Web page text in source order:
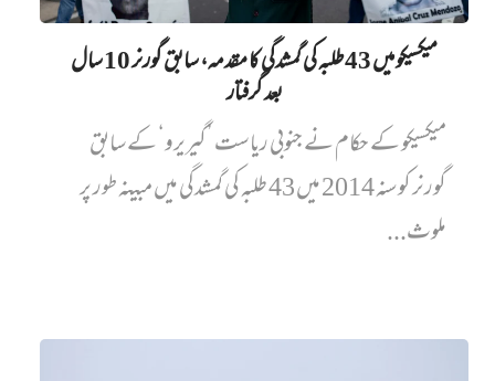
میکسیکو میں 43 طلبہ کی گمشدگی کا مقدمہ، سابق گورنر 10 سال
بعد گرفتار
میکسیکو کے حکام نے جنوبی ریاست ’گیریرو‘ کے سابق
گورنر کو سنہ 2014 میں 43 طلبہ کی گمشدگی میں مبینہ طور پر
ملوث...